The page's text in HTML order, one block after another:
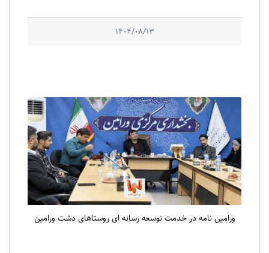
1404/08/13
ورامین نامه در خدمت توسعه رسانه ای روستاهای دشت ورامین